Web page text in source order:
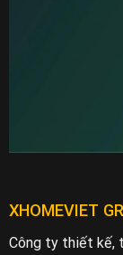
XHOMEVIET
Công ty thiết kế,